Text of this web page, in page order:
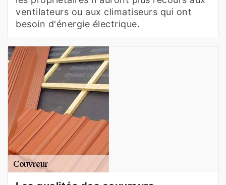
ventilateurs ou aux climatiseurs qui ont
besoin d'énergie électrique.